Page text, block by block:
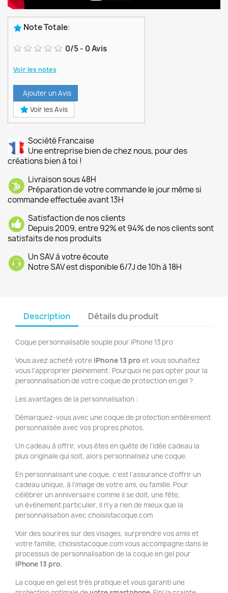
Note Totale:
0/5- 0Avis
Voir les notes
Ajouter un Avis
Voir les Avis
Société Francaise
Une entreprise bien de chez nous, pour des
créations bien à toi !
Livraison sous 48H
Préparation de votre commande le jour même si
commande effectuée avant 13H
Satisfaction de nos clients
Depuis 2009, entre 92% et 94% de nos clients sont
satisfaits de nos produits
Un SAV à votre écoute
Notre SAV est disponible 6/7J de 10h à 18H
Description Détails du produit
Coque personnalisable souple pour iPhone 13 pro
Vous avez acheté votre iPhone 13 pro et vous souhaitez
vous l'approprier pleinement. Pourquoi ne pas opter pour la
personnalisation de votre coque de protection en gel ?
Les avantages de la personnalisation :
Démarquez-vous avec une coque de protection entièrement
personnalisée avec vos propres photos.
Un cadeau à offrir, vous êtes en quête de l'idée cadeau la
plus originale qui soit, alors personnalisez une coque.
En personnalisant une coque, c'est l'assurance d'offrir un
cadeau unique, à l'image de votre ami, ou famille. Pour
célébrer un anniversaire comme il se doit, une fête,
un évènement particulier, il n'y a rien de mieux que la
personnalisation avec choisistacoque.com
Voir des sourires sur des visages, surprendre vos amis et
votre famille, choisistacoque.com vous accompagne dans le
processus de personnalisation de la coque en gel pour
iPhone 13 pro.
La coque en gel est très pratique et vous garanti une